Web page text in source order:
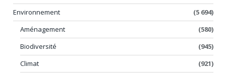
Environnement
(5 694)
Aménagement
(580)
Biodiversité
(945)
Climat
(921)